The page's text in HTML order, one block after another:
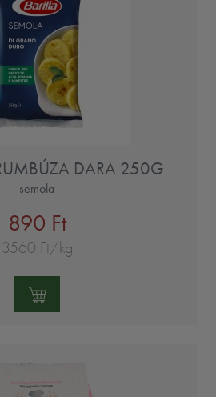
DARA 250G
semola
890 Ft
3560 Ft/kg
Mennyiség: